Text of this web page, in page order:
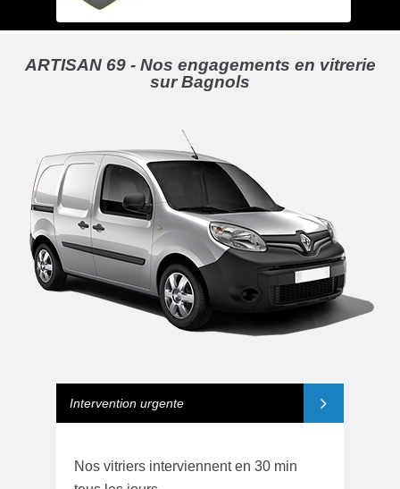
ARTISAN 69 - Nos engagements en vitrerie
sur Bagnols
Intervention urgente
Nos vitriers interviennent en 30 min